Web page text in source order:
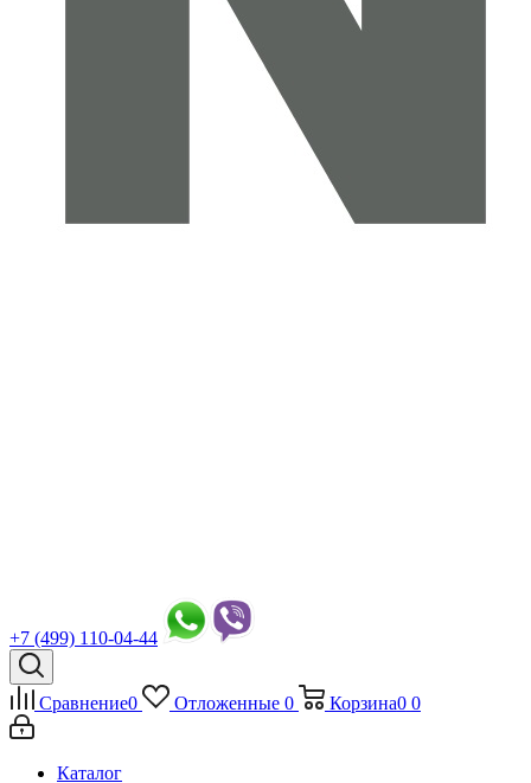
+7 (499) 110-04-44
Сравнение0 Отложенные 0 Корзина0 0
Каталог